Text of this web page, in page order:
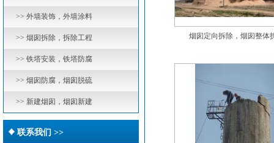
>> 外墙装饰，外墙涂料
>> 烟囱拆除，拆除工程
>> 铁塔安装，铁塔防腐
>> 烟囱防腐，烟囱脱硫
>> 新建烟囱，烟囱新建
联系我们 >>
烟囱定向拆除，烟囱整体